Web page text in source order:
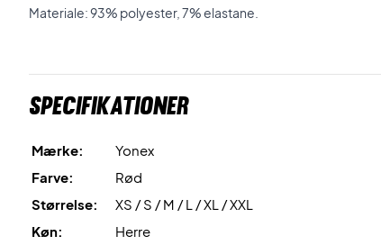
Materiale: 93% polyester, 7% elastane.
Specifikationer
Mærke:
Yonex
Farve:
Rød
Størrelse:
XS / S / M / L / XL / XXL
Køn:
Herre